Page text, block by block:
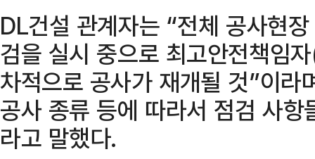
DL건설 관계자는 “전체 공사현
검을 실시 중으로 최고안전책임
차적으로 공사가 재개될 것”이
공사 종류 등에 따라서 점검 사
라고 말했다.